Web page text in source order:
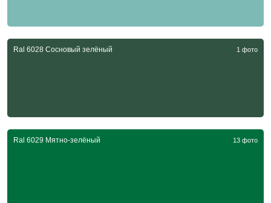
Ral 6028 Сосновый зелёный 1 фото
Ral 6029 Мятно-зелёный 13 фото